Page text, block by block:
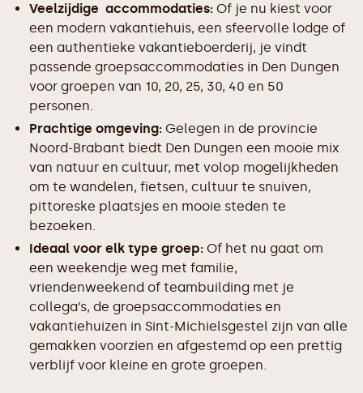
Veelzijdige accommodaties: Of je nu kiest voor
een modern vakantiehuis, een sfeervolle lodge of
een authentieke vakantieboerderij, je vindt
passende groepsaccommodaties in Den Dungen
voor groepen van 10, 20, 25, 30, 40 en 50
personen.
Prachtige omgeving: Gelegen in de provincie
Noord-Brabant biedt Den Dungen een mooie mix
van natuur en cultuur, met volop mogelijkheden
om te wandelen, fietsen, cultuur te snuiven,
pittoreske plaatsjes en mooie steden te
bezoeken.
Ideaal voor elk type groep: Of het nu gaat om
een weekendje weg met familie,
vriendenweekend of teambuilding met je
collega’s, de groepsaccommodaties en
vakantiehuizen in Sint-Michielsgestel zijn van alle
gemakken voorzien en afgestemd op een prettig
verblijf voor kleine en grote groepen.